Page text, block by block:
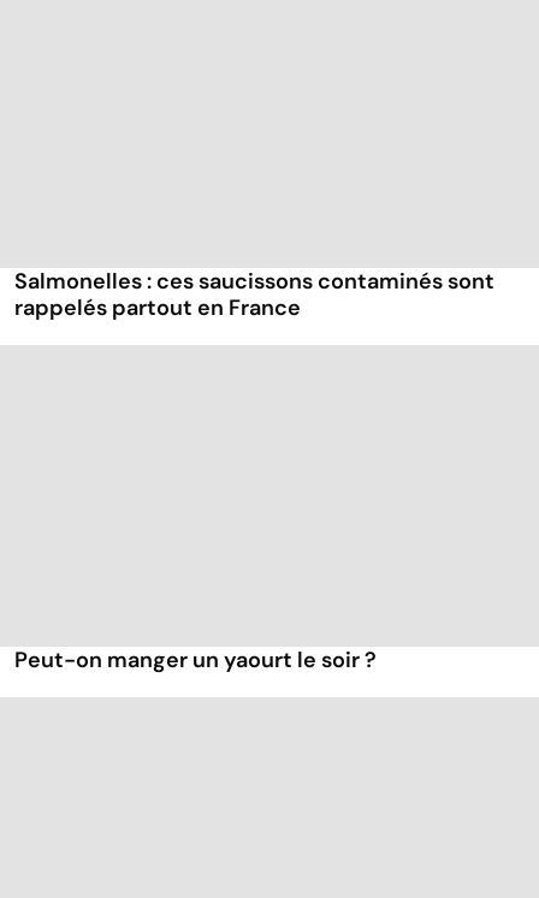
Salmonelles : ces saucissons contaminés sont
rappelés partout en France
Peut-on manger un yaourt le soir ?